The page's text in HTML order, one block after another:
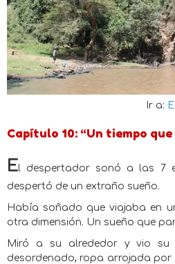
Ir a:
Capítulo 10: “Un tiempo
El despertador sonó a las 7
despertó de un extraño sueño.
Había soñado que viajaba en
otra dimensión. Un sueño que
Miró a su alrededor y vio su
desordenado, ropa arrojada